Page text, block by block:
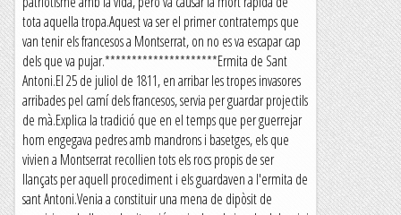
tota aquella tropa.Aquest va ser el primer contratemps que
van tenir els francesos a Montserrat, on no es va escapar cap
dels que va pujar.*********************Ermita de Sant
Antoni.El 25 de juliol de 1811, en arribar les tropes invasores
arribades pel camí dels francesos, servia per guardar projectils
de mà.Explica la tradició que en el temps que per guerrejar
hom engegava pedres amb mandrons i basetges, els que
vivien a Montserrat recollien tots els rocs propis de ser
llançats per aquell procediment i els guardaven a l'ermita de
sant Antoni.Venia a constituir una mena de dipòsit de